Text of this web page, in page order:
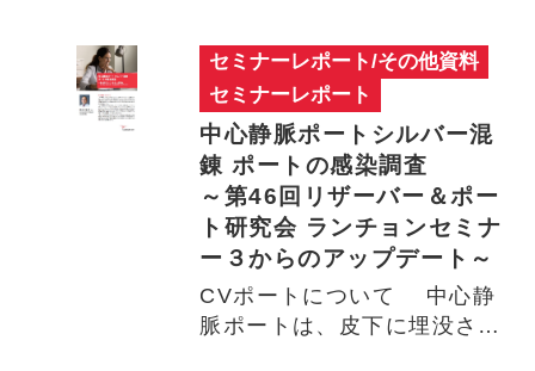
セミナーレポート/その他資料
セミナーレポート
中心静脈ポートシルバー混
錬 ポートの感染調査
～第46回リザーバー＆ポー
ト研究会 ランチョンセミナ
ー３からのアップデート～
CVポートについて 中心静
脈ポートは、皮下に埋没させ